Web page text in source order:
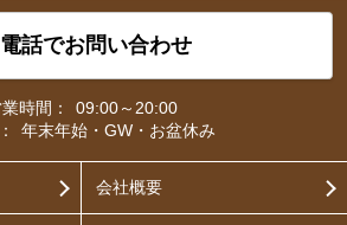
電話でお問い合わせ
時間：
09:00～20:00
年末年始・GW・お盆休み
会社概要